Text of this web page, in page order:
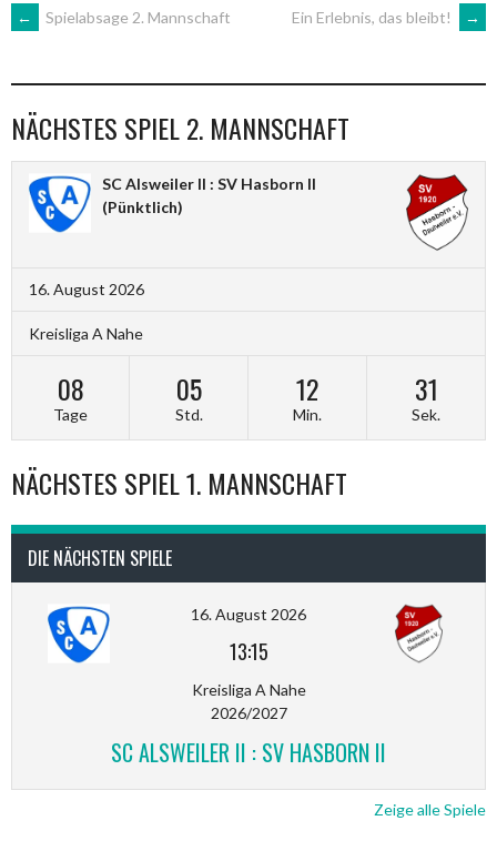
ARTIKEL-
NAVIGATION
← Spielabsage 2. Mannschaft Ein Erlebnis, das bleibt! →
NÄCHSTES SPIEL 2. MANNSCHAFT
SC Alsweiler II : SV Hasborn II
(Pünktlich)
16. August 2026
Kreisliga A Nahe
08
Tage
05
Std.
12
Min.
31
Sek.
NÄCHSTES SPIEL 1. MANNSCHAFT
DIE NÄCHSTEN SPIELE
16. August 2026
13:15
Kreisliga A Nahe
2026/2027
SC ALSWEILER II : SV HASBORN II
Zeige alle Spiele